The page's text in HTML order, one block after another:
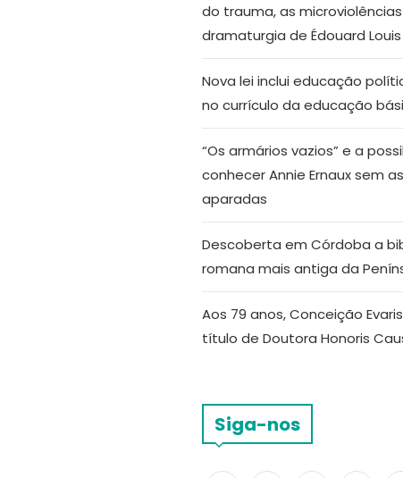
do trauma, as
dramaturgia de Édouard Louis
Nova lei inclui educação
no currículo da educação
“Os armários vazios” e a
conhecer Annie Ernaux sem
aparadas
Descoberta em Córdoba a
romana mais antiga da
Aos 79 anos, Conceição
título de Doutora Honoris
Siga-nos